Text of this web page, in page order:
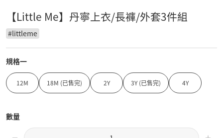
【Little Me】丹寧上衣/長褲/外套3件組
#littleme
規格一
12M 18M (已售完) 2Y 3Y (已售完) 4Y
數量